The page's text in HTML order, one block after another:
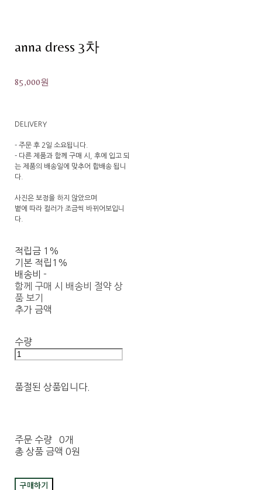
anna dress 3차
85,000원
DELIVERY
- 주문 후 2일 소요됩니다.
- 다른 제품과 함께 구매 시, 후에 입고 되
는 제품의 배송일에 맞추어 합배송 됩니
다.
사진은 보정을 하지 않았으며
볕에 따라 컬러가 조금씩 바뀌어보입니
다.
적립금 1%
기본 적립 1%
배송비 -
함께 구매 시 배송비 절약 상
품 보기
추가 금액
수량
품절된 상품입니다.
주문 수량
0개
총 상품 금액 0원
구매하기